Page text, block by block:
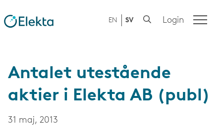
EN SV Login
Antalet utestående
aktier i Elekta AB (publ)
31 maj, 2013